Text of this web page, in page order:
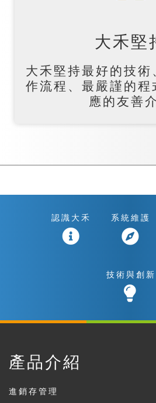
大禾堅
大禾堅持最好的技術
作流程、最嚴謹的程
應的友善
認識大禾 系統維護
技術與創新
產品介紹
進銷存管理